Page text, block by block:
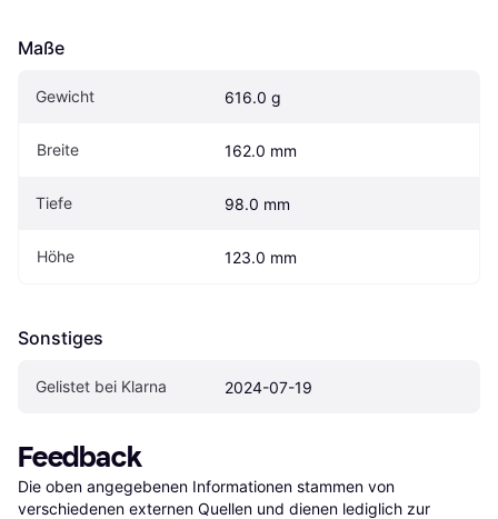
Maße
Gewicht 616.0 g
Breite 162.0 mm
Tiefe 98.0 mm
Höhe 123.0 mm
Sonstiges
Gelistet bei Klarna 2024-07-19
Feedback
Die oben angegebenen Informationen stammen von
verschiedenen externen Quellen und dienen lediglich zur